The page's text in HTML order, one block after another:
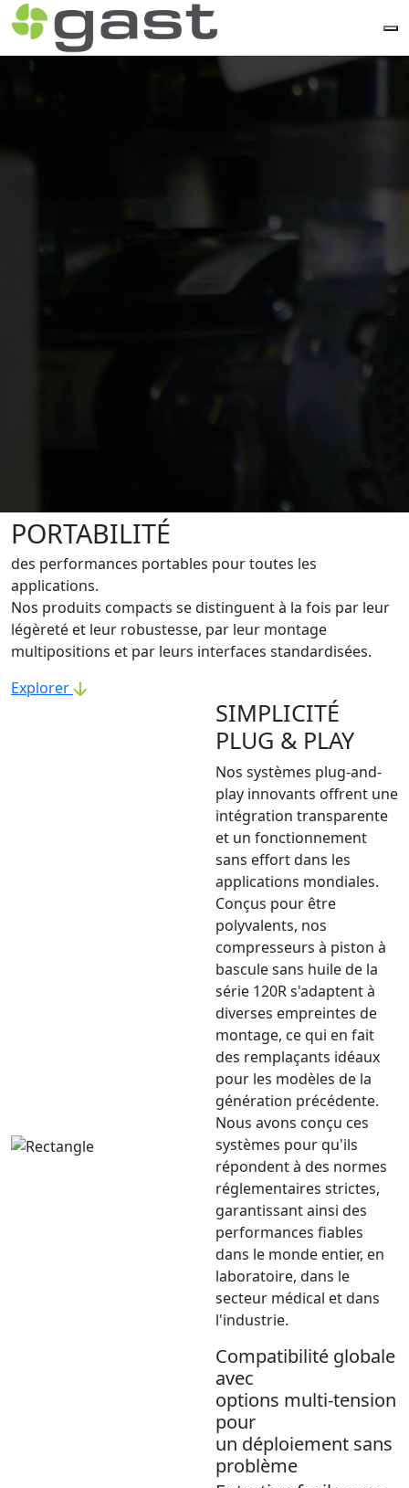
PORTABILITÉ
des performances portables pour toutes les
applications.
Nos produits compacts se distinguent à la fois par leur
légèreté et leur robustesse, par leur montage
multipositions et par leurs interfaces standardisées.
Explorer
SIMPLICITÉ
PLUG & PLAY
Nos systèmes plug-and-
play innovants offrent une
intégration transparente
et un fonctionnement
sans effort dans les
applications mondiales.
Conçus pour être
polyvalents, nos
compresseurs à piston à
bascule sans huile de la
série 120R s'adaptent à
diverses empreintes de
montage, ce qui en fait
des remplaçants idéaux
pour les modèles de la
génération précédente.
Nous avons conçu ces
systèmes pour qu'ils
répondent à des normes
réglementaires strictes,
garantissant ainsi des
performances fiables
dans le monde entier, en
laboratoire, dans le
secteur médical et dans
l'industrie.
Compatibilité globale
avec
options multi-tension
pour
un déploiement sans
problème